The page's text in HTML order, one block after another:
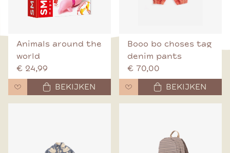
Animals around the
world
€ 24,99
BEKIJKEN
Booo bo choses tag
denim pants
€ 70,00
BEKIJKEN